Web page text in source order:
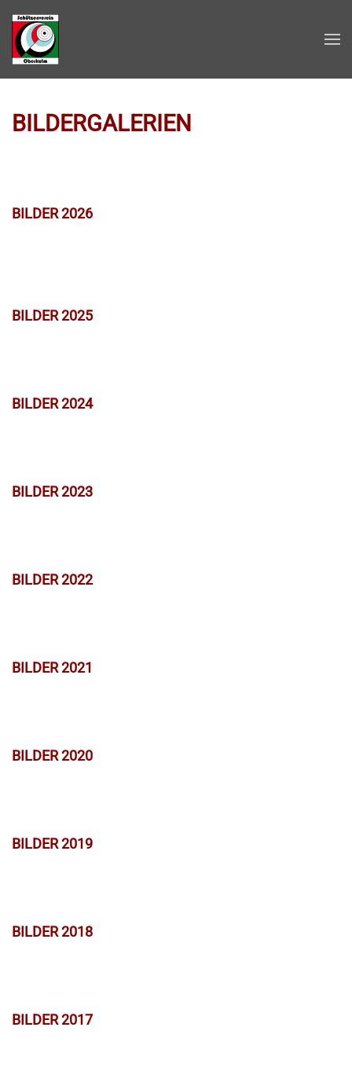
Zum Hauptinhalt springen
BILDERGALERIEN
BILDER 2026
BILDER 2025
BILDER 2024
BILDER 2023
BILDER 2022
BILDER 2021
BILDER 2020
BILDER 2019
BILDER 2018
BILDER 2017